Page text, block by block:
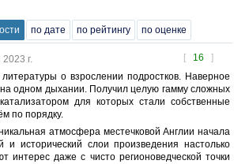
по дате по рейтингу по оценке
[ 16 ]
г.
о взрослении подростков. Наверное
одном дыхании. Получил целую гамму сложных
для которых стали собственные
по порядку.
атмосфера местечковой Англии начала
и исторический слои произведения настолько
интерес даже с чисто регионоведческой точки